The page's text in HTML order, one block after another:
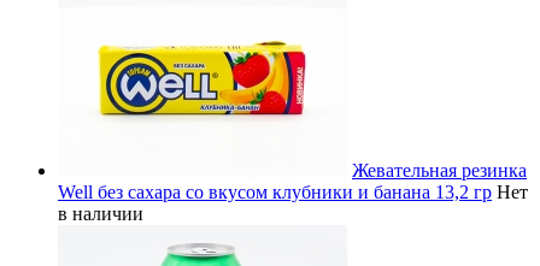
Жевательная резинка
Well без сахара со вкусом клубники и банана 13,2 гр Нет
в наличии